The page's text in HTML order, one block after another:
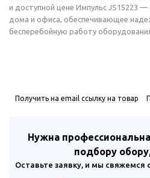
и доступной цене Импульс JS15223
дома и офиса, обеспечивающее
бесперебойную работу
Получить на email ссылку на товар
Нужна
подбору
Оставьте заявку, и мы